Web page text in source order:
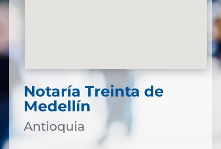
Notaría Treinta de
Medellín
Antioquia